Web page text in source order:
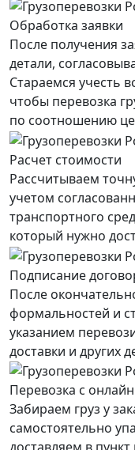
Обработка заявки
После получения
детали,
Стараемся учесть
чтобы перевозка
по соотношению
Расчет стоимости
Рассчитываем
учетом
транспортного
который нужно
Подписание
После
формальностей и
указанием
доставки и других
Перевозка с
Забираем груз у
самостоятельно